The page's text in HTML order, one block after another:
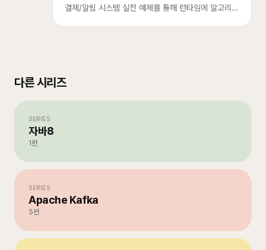
결제/알림 시스템 실전 예제를 통해 런타임에 알고리즘
다른 시리즈
SERIES
자바8
1 편
SERIES
Apache Kafka
5편